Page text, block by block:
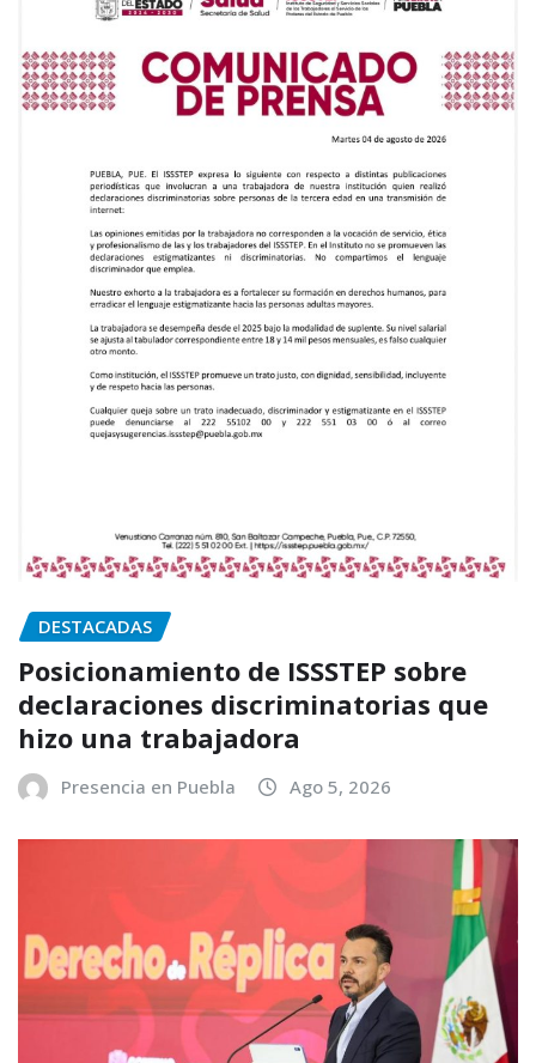
DESTACADAS
Posicionamiento de ISSSTEP sobre
declaraciones discriminatorias que
hizo una trabajadora
Presencia en Puebla Ago 5, 2026